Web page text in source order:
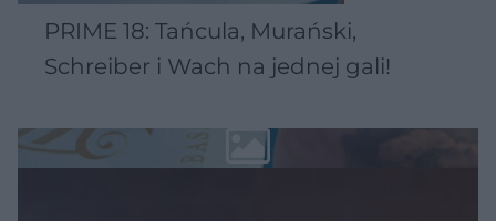
PRIME 18: Tańcula, Murański,
Schreiber i Wach na jednej gali!